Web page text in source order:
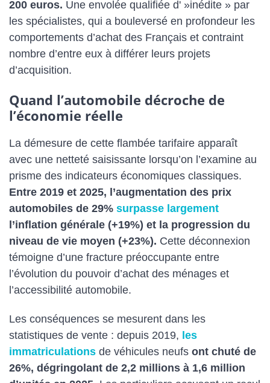
200 euros. Une envolée qualifiée d' »inédite » par
les spécialistes, qui a bouleversé en profondeur les
comportements d’achat des Français et contraint
nombre d’entre eux à différer leurs projets
d’acquisition.
Quand l’automobile décroche de
l’économie réelle
La démesure de cette flambée tarifaire apparaît
avec une netteté saisissante lorsqu’on l’examine au
prisme des indicateurs économiques classiques.
Entre 2019 et 2025, l’augmentation des prix
automobiles de 29% surpasse largement
l’inflation générale (+19%) et la progression du
niveau de vie moyen (+23%). Cette déconnexion
témoigne d’une fracture préoccupante entre
l’évolution du pouvoir d’achat des ménages et
l’accessibilité automobile.
Les conséquences se mesurent dans les
statistiques de vente : depuis 2019, les
immatriculations de véhicules neufs ont chuté de
26%, dégringolant de 2,2 millions à 1,6 million